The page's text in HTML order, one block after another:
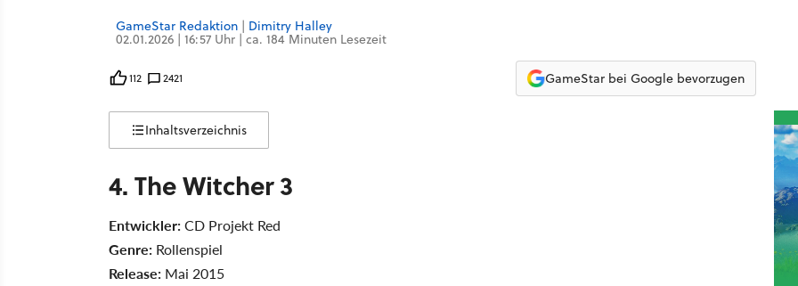
GameStar Redaktion | Dimitry Halley
02.01.2026 | 16:57 Uhr | ca. 184 Minuten Lesezeit
112 2421 GameStar bei Google bevorzugen
Inhaltsverzeichnis
4. The Witcher 3
Entwickler:CD Projekt Red
Genre: Rollenspiel
Release: Mai 2015